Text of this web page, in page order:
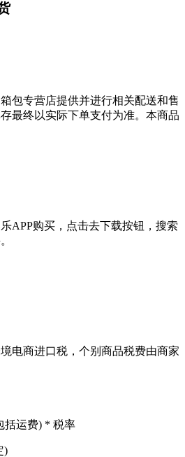
包专营店提供并进行相关配送和售
最终以实际下单支付为准。本商品
APP购买，点击去下载按钮，搜索
电商进口税，个别商品税费由商家
括运费) * 税率
)